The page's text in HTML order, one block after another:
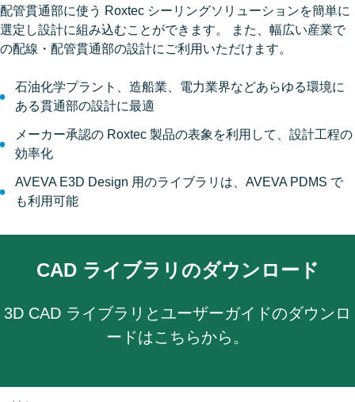
配管貫通部に使う Roxtec シーリングソリューションを簡単に
選定し設計に組み込むことができます。 また、幅広い産業で
の配線・配管貫通部の設計にご利用いただけます。
石油化学プラント、造船業、電力業界などあらゆる環境に
ある貫通部の設計に最適
メーカー承認の Roxtec 製品の表象を利用して、設計工程の
効率化
AVEVA E3D Design 用のライブラリは、AVEVA PDMS で
も利用可能
CAD ライブラリのダウンロード
3D CAD ライブラリとユーザーガイドのダウンロ
ードはこちらから。